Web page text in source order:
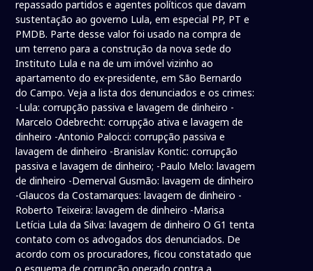
repassado partidos e agentes políticos que davam
sustentação ao governo Lula, em especial PP, PT e
PMDB. Parte desse valor foi usado na compra de
um terreno para a construção da nova sede do
Instituto Lula e na de um imóvel vizinho ao
apartamento do ex-presidente, em São Bernardo
do Campo. Veja a lista dos denunciados e os crimes:
-Lula: corrupção passiva e lavagem de dinheiro -
Marcelo Odebrecht: corrupção ativa e lavagem de
dinheiro -Antonio Palocci: corrupção passiva e
lavagem de dinheiro -Branislav Kontic: corrupção
passiva e lavagem de dinheiro; -Paulo Melo: lavagem
de dinheiro -Demerval Gusmão: lavagem de dinheiro
-Glaucos da Costamarques: lavagem de dinheiro -
Roberto Teixeira: lavagem de dinheiro -Marisa
Letícia Lula da Silva: lavagem de dinheiro O G1 tenta
contato com os advogados dos denunciados. De
acordo com os procuradores, ficou constatado que